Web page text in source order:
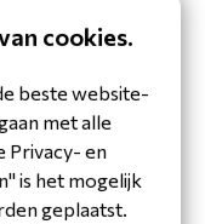
cookies.
beste website-
met alle
Privacy- en
is het mogelijk
geplaatst.